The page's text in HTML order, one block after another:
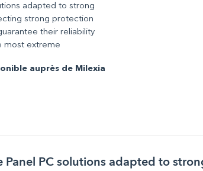
adapted to strong
strong protection
their reliability
most extreme
auprès de Milexia
Panel PC solutions adapted to